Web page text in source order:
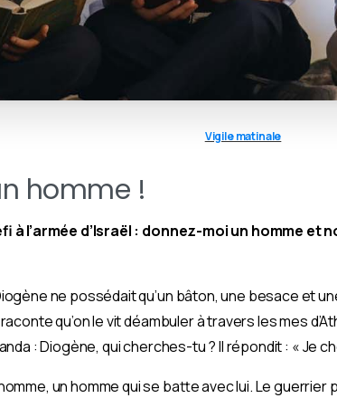
Vigile matinale
homme !
à l’armée d’Israël : donnez-moi un homme et
ne possédait qu’un bâton, une besace et
qu’on le vit déambuler à travers les mes
: Diogène, qui cherches-tu ? Il répondit : « Je
un homme qui se batte avec lui. Le